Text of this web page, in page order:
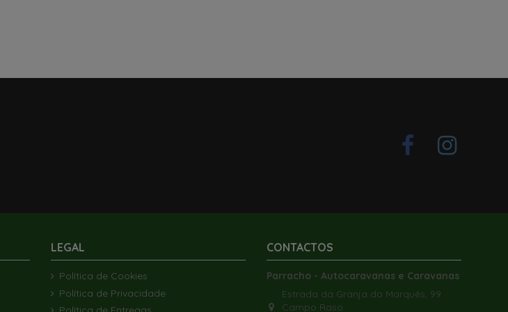
LEGAL
Política de Cookies
Política de Privacidade
CONTACTOS
Parracho - Autocaravanas e Caravanas
Estrada da Granja do Marquês, 99
Campo Raso